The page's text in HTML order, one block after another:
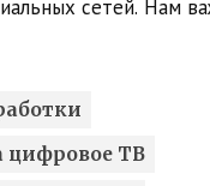
сетей. Нам
цифровое ТВ